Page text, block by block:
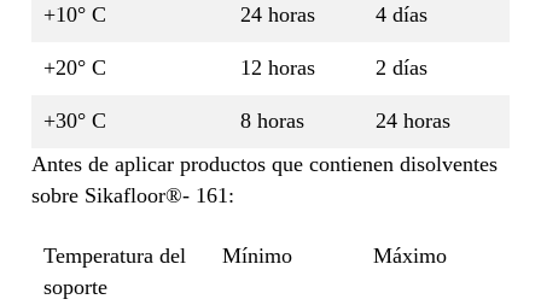
+10° C 24 horas 4 días
+20° C 12 horas 2 días
+30° C 8 horas
24 horas
Antes de aplicar productos que contienen disolventes
sobre Sikafloor®- 161:
Temperatura del
soporte
Mínimo Máximo